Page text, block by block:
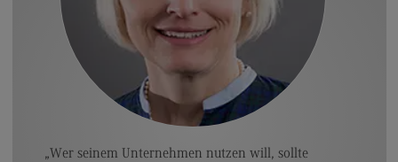
Kontakt
Executive Engineering
Executive Engineering
Modulangebot
Besonderheiten und Highlights
„Wer seinem Unternehmen nutzen will, sollte